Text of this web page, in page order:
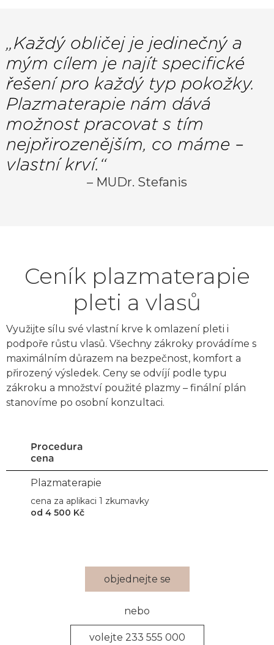
„Každý obličej je jedinečný a
mým cílem je najít specifické
řešení pro každý typ pokožky.
Plazmaterapie nám dává
možnost pracovat s tím
nejpřirozenějším, co máme –
vlastní krví.“
– MUDr. Stefanis
Ceník plazmaterapie
pleti a vlasů
Využijte sílu své vlastní krve k omlazení pleti i
podpoře růstu vlasů. Všechny zákroky provádíme s
maximálním důrazem na bezpečnost, komfort a
přirozený výsledek. Ceny se odvíjí podle typu
zákroku a množství použité plazmy – finální plán
stanovíme po osobní konzultaci.
Procedura
cena
Plazmaterapie
cena za aplikaci 1 zkumavky
od 4 500 Kč
objednejte se
nebo
volejte 233 555 000